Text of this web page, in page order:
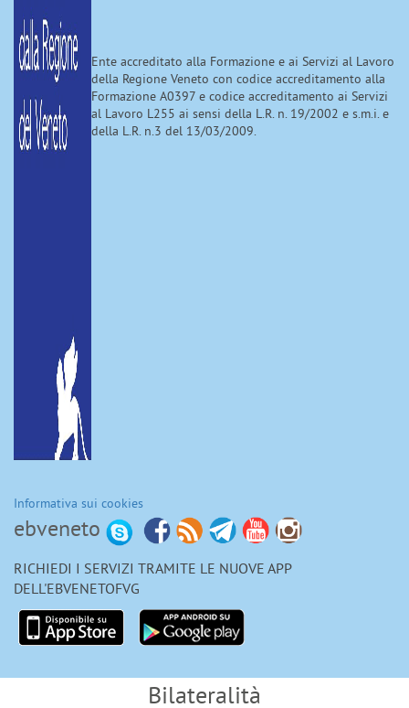
Ente accreditato alla Formazione e ai Servizi al Lavoro
della Regione Veneto con codice accreditamento alla
Formazione A0397 e codice accreditamento ai Servizi
al Lavoro L255 ai sensi della L.R. n. 19/2002 e s.m.i. e
della L.R. n.3 del 13/03/2009.
Informativa sui cookies
ebveneto
RICHIEDI I SERVIZI TRAMITE LE NUOVE APP
DELL'EBVENETOFVG
Bilateralità